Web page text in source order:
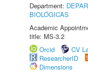
Department:
BIOLÓGICAS
Academic
title: MS-3.2
Orcid
CV
ResearcherID
Dimensions